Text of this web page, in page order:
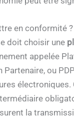
en conformité ?
doit choisir une
appelée
Partenaire, ou
la